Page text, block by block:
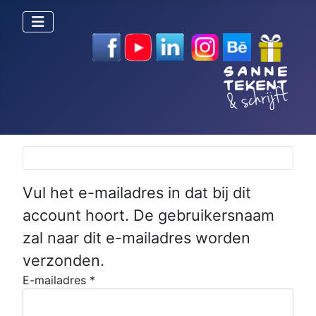
Selecteer de taal
Vul het e-mailadres in dat bij dit
account hoort. De gebruikersnaam
zal naar dit e-mailadres worden
verzonden.
E-mailadres *